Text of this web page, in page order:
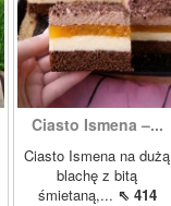
Ciasto Ismena –...
Ciasto Ismena na dużą
blachę z bitą
śmietaną,... ⇖ 414